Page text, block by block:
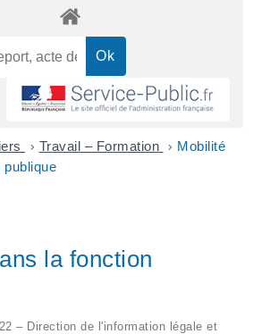
> Travail – Formation > Mobilité
publique
la fonction
– Direction de l'information légale et